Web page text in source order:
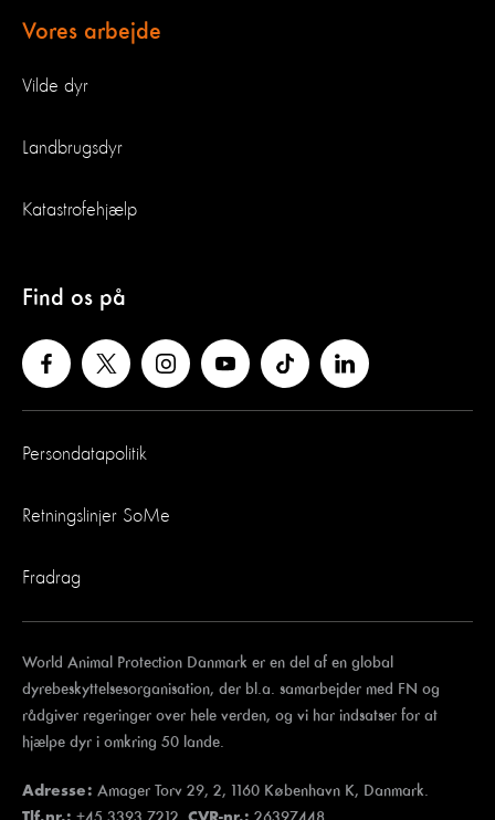
Vores arbejde
Vilde dyr
Landbrugsdyr
Katastrofehjælp
Find os på
Persondatapolitik
Retningslinjer SoMe
Fradrag
World Animal Protection Danmark er en del af en global
dyrebeskyttelsesorganisation, der bl.a. samarbejder med FN og
rådgiver regeringer over hele verden, og vi har indsatser for at
hjælpe dyr i omkring 50 lande.
Adresse: Amager Torv 29, 2, 1160 København K, Danmark.